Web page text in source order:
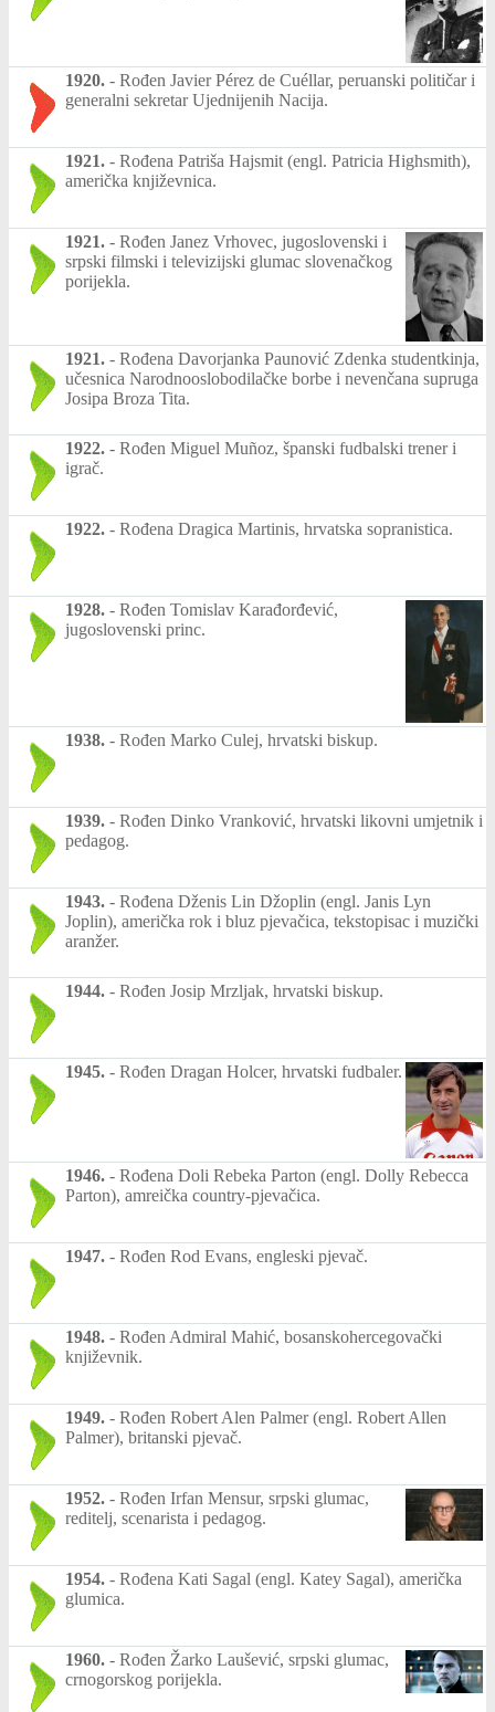
1920. - Rođen Javier Pérez de Cuéllar, peruanski političar i
generalni sekretar Ujednijenih Nacija.
1921. - Rođena Patriša Hajsmit (engl. Patricia Highsmith),
američka književnica.
1921. - Rođen Janez Vrhovec, jugoslovenski i
srpski filmski i televizijski glumac slovenačkog
porijekla.
1921. - Rođena Davorjanka Paunović Zdenka studentkinja,
učesnica Narodnooslobodilačke borbe i nevenčana supruga
Josipa Broza Tita.
1922. - Rođen Miguel Muñoz, španski fudbalski trener i
igrač.
1922. - Rođena Dragica Martinis, hrvatska sopranistica.
1928. - Rođen Tomislav Karađorđević,
jugoslovenski princ.
1938. - Rođen Marko Culej, hrvatski biskup.
1939. - Rođen Dinko Vranković, hrvatski likovni umjetnik i
pedagog.
1943. - Rođena Dženis Lin Džoplin (engl. Janis Lyn
Joplin), američka rok i bluz pjevačica, tekstopisac i muzički
aranžer.
1944. - Rođen Josip Mrzljak, hrvatski biskup.
1945. - Rođen Dragan Holcer, hrvatski fudbaler.
1946. - Rođena Doli Rebeka Parton (engl. Dolly Rebecca
Parton), amreička country-pjevačica.
1947. - Rođen Rod Evans, engleski pjevač.
1948. - Rođen Admiral Mahić, bosanskohercegovački
književnik.
1949. - Rođen Robert Alen Palmer (engl. Robert Allen
Palmer), britanski pjevač.
1952. - Rođen Irfan Mensur, srpski glumac,
reditelj, scenarista i pedagog.
1954. - Rođena Kati Sagal (engl. Katey Sagal), američka
glumica.
1960. - Rođen Žarko Laušević, srpski glumac,
crnogorskog porijekla.